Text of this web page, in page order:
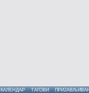
КАЛЕНДАР ТАГОВИ